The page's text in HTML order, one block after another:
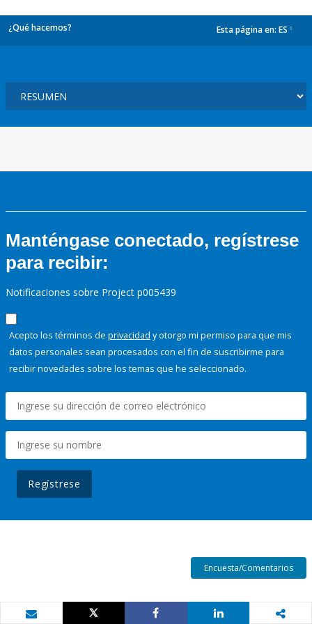
¿Qué hacemos? Esta página en: ES
Manténgase conectado, regístrese
para recibir:
Notificaciones sobre Project p005439
Acepto los términos de privacidad y otorgo mi permiso para que mis
datos personales sean procesados con el fin de suscribirme para
recibir novedades sobre los temas que he seleccionado.
Regístrese
Encuesta/Comentarios